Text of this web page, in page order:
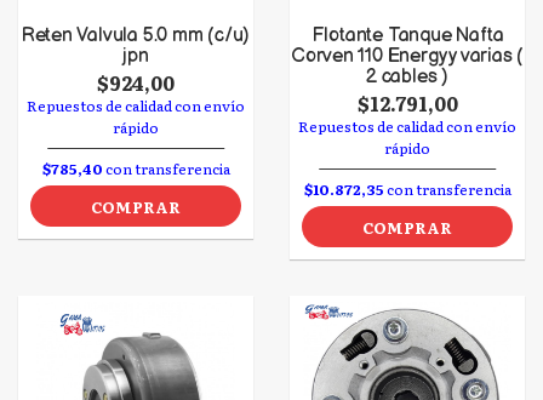
Reten Valvula 5.0 mm (c/u)
jpn
$924,00
Repuestos de calidad con envío
rápido
$785,40con transferencia
COMPRAR
Flotante Tanque Nafta
Corven 110 Energy y varias (
2 cables )
$12.791,00
Repuestos de calidad con envío
rápido
$10.872,35con transferencia
COMPRAR